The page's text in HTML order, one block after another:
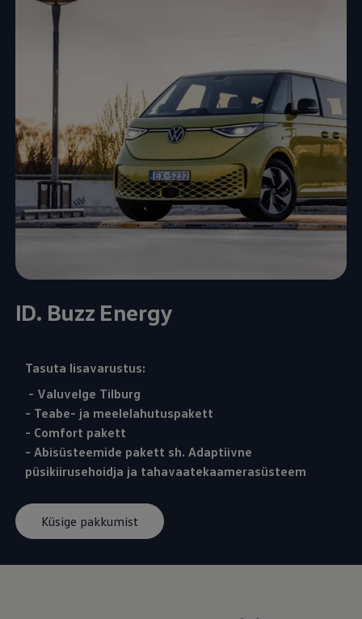
ID. Buzz Energy
Tasuta lisavarustus:
- Valuvelge Tilburg
- Teabe- ja meelelahutuspakett
- Comfort pakett
- Abisüsteemide pakett sh. Adaptiivne
püsikiirusehoidja ja tahavaatekaamerasüsteem
Küsige pakkumist